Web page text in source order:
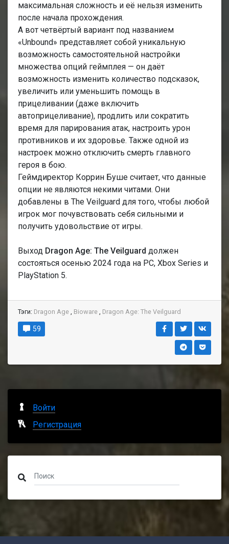
максимальная сложность и её нельзя изменить
после начала прохождения.
А вот четвёртый вариант под названием
«Unbound» представляет собой уникальную
возможность самостоятельной настройки
множества опций геймплея — он даёт
возможность изменить количество подсказок,
увеличить или уменьшить помощь в
прицеливании (даже включить
автоприцеливание), продлить или сократить
время для парирования атак, настроить урон
противников и их здоровье. Также одной из
настроек можно отключить смерть главного
героя в бою.
Геймдиректор Коррин Буше считает, что данные
опции не являются некими читами. Они
добавлены в The Veilguard для того, чтобы любой
игрок мог почувствовать себя сильными и
получить удовольствие от игры.
Выход Dragon Age: The Veilguard должен
состояться осенью 2024 года на PC, Xbox Series и
PlayStation 5.
Тэги: Dragon Age , Bioware , Dragon Age: The Veilguard
59
Войти
Регистрация